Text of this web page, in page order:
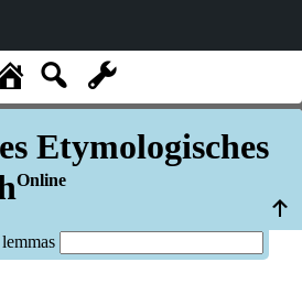
Etymologisches
Online